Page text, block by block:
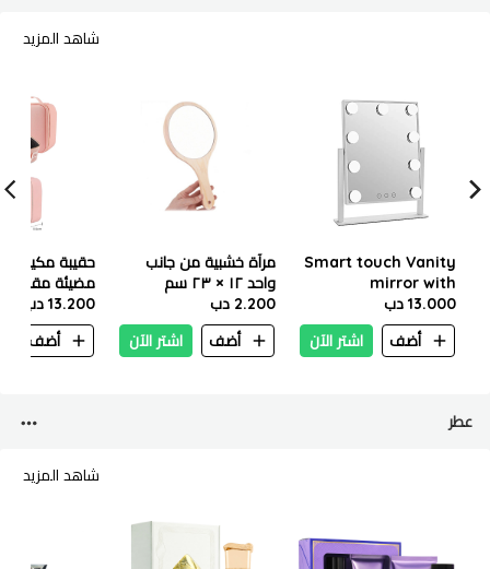
شاهد المزيد
Smart touch Vanity
mirror with
dimmable LED lights
With Rechargeable
9 led- 36.8 x 31cm
13.000 دب
أضف
اشتر الآن
مرآة خشبية من جانب
واحد ١٢ × ٢٣ سم
2.200 دب
أضف
اشتر الآن
حقيبة مكياج
إنش لون بينك
13.200 دب
أضف
عطر
شاهد المزيد